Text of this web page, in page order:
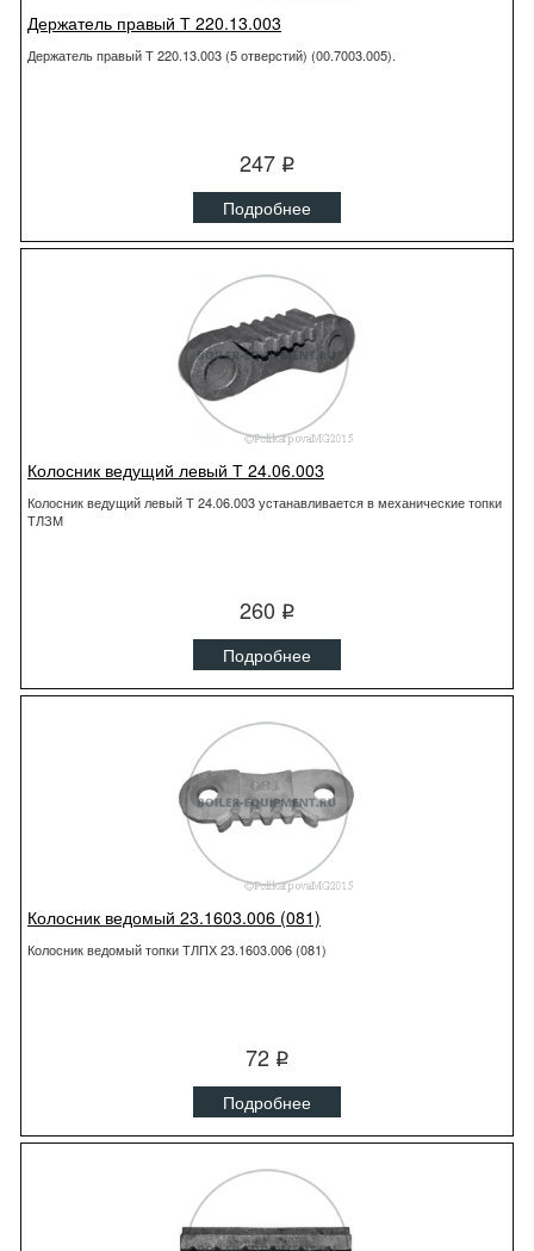
Держатель правый Т 220.13.003
Держатель правый Т 220.13.003 (5 отверстий) (00.7003.005).
247 q
Подробнее
Колосник ведущий левый Т 24.06.003
Колосник ведущий левый Т 24.06.003 устанавливается в механические топки
ТЛЗМ
260 q
Подробнее
Колосник ведомый 23.1603.006 (081)
Колосник ведомый топки ТЛПХ 23.1603.006 (081)
72 q
Подробнее